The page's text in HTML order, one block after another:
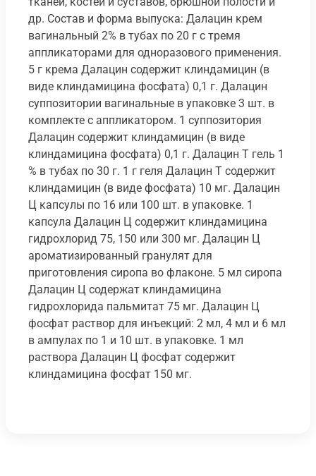
др. Состав и форма выпуска: Далацин крем
вагинальный 2% в тубах по 20 г с тремя
аппликаторами для одноразового применения.
5 г крема Далацин содержит клиндамицин (в
виде клиндамицина фосфата) 0,1 г. Далацин
суппозитории вагинальные в упаковке 3 шт. в
комплекте с аппликатором. 1 суппозитория
Далацин содержит клиндамицин (в виде
клиндамицина фосфата) 0,1 г. Далацин Т гель 1
% в тубах по 30 г. 1 г геля Далацин Т содержит
клиндамицин (в виде фосфата) 10 мг. Далацин
Ц капсулы по 16 или 100 шт. в упаковке. 1
капсула Далацин Ц содержит клиндамицина
гидрохлорид 75, 150 или 300 мг. Далацин Ц
ароматизированный гранулят для
приготовления сиропа во флаконе. 5 мл сиропа
Далацин Ц содержат клиндамицина
гидрохлорида пальмитат 75 мг. Далацин Ц
фосфат раствор для инъекций: 2 мл, 4 мл и 6 мл
в ампулах по 1 и 10 шт. в упаковке. 1 мл
раствора Далацин Ц фосфат содержит
клиндамицина фосфат 150 мг.